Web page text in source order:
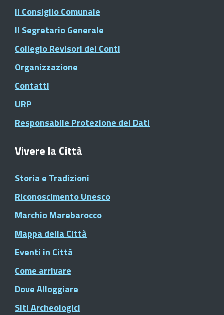
Il Consiglio Comunale
Il Segretario Generale
Collegio Revisori dei Conti
Organizzazione
Contatti
URP
Responsabile Protezione dei Dati
Vivere la Città
Storia e Tradizioni
Riconoscimento Unesco
Marchio Marebarocco
Mappa della Città
Eventi in Città
Come arrivare
Dove Alloggiare
Siti Archeologici